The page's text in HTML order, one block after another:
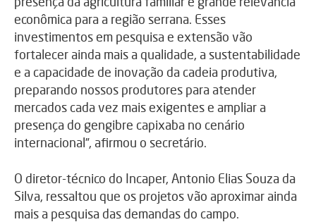
econômica para a região serrana. Esses
investimentos em pesquisa e extensão vão
fortalecer ainda mais a qualidade, a sustentabilidade
e a capacidade de inovação da cadeia produtiva,
preparando nossos produtores para atender
mercados cada vez mais exigentes e ampliar a
presença do gengibre capixaba no cenário
internacional”, afirmou o secretário.
O diretor-técnico do Incaper, Antonio Elias Souza da
Silva, ressaltou que os projetos vão aproximar ainda
mais a pesquisa das demandas do campo.